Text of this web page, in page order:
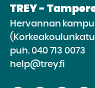
TREY -
Hervannan
(Korkeakoulunkatu
puh. 040 713 0073
help@trey.fi